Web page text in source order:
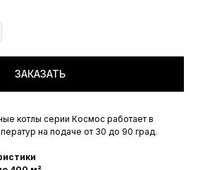
ЗАКАЗАТЬ
котлы серии Космос работает в
на подаче от 30 до 90 град.